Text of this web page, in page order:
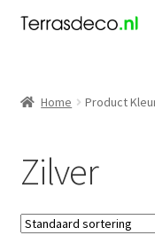
Ga
navigatie
Ga
inhoud
Kabouters
Mensen
Home Product
Zilver